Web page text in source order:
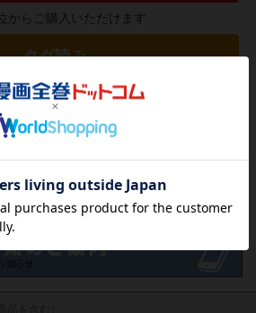
からご購入いただけます
タダ読み
いリストに追加する